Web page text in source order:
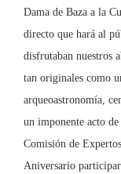
Dama de Baza a la
directo que hará al
disfrutaban nuestros
tan originales como
arqueoastronomía,
un imponente acto
Comisión de
Aniversario